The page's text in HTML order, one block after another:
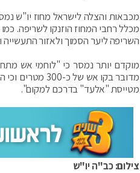
מכבאות והצלה לישראל מחוז יו"ש
מכלל רחבי המחוז הוזנקו לשריפה.
השריפה ליער הסמוך ולאזור
מוקדם יותר נמסר כי "לוחמי אש
מדובר בקו אש
מטייסת "אלעד" בדרכם למקום".
צילום: כב"ה יו"ש